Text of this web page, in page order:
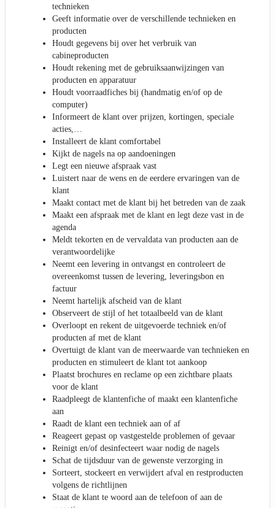
technieken
Geeft informatie over de verschillende technieken en
producten
Houdt gegevens bij over het verbruik van
cabineproducten
Houdt rekening met de gebruiksaanwijzingen van
producten en apparatuur
Houdt voorraadfiches bij (handmatig en/of op de
computer)
Informeert de klant over prijzen, kortingen, speciale
acties,…
Installeert de klant comfortabel
Kijkt de nagels na op aandoeningen
Legt een nieuwe afspraak vast
Luistert naar de wens en de eerdere ervaringen van de
klant
Maakt contact met de klant bij het betreden van de zaak
Maakt een afspraak met de klant en legt deze vast in de
agenda
Meldt tekorten en de vervaldata van producten aan de
verantwoordelijke
Neemt een levering in ontvangst en controleert de
overeenkomst tussen de levering, leveringsbon en
factuur
Neemt hartelijk afscheid van de klant
Observeert de stijl of het totaalbeeld van de klant
Overloopt en rekent de uitgevoerde techniek en/of
producten af met de klant
Overtuigt de klant van de meerwaarde van technieken en
producten en stimuleert de klant tot aankoop
Plaatst brochures en reclame op een zichtbare plaats
voor de klant
Raadpleegt de klantenfiche of maakt een klantenfiche
aan
Raadt de klant een techniek aan of af
Reageert gepast op vastgestelde problemen of gevaar
Reinigt en/of desinfecteert waar nodig de nagels
Schat de tijdsduur van de gewenste verzorging in
Sorteert, stockeert en verwijdert afval en restproducten
volgens de richtlijnen
Staat de klant te woord aan de telefoon of aan de